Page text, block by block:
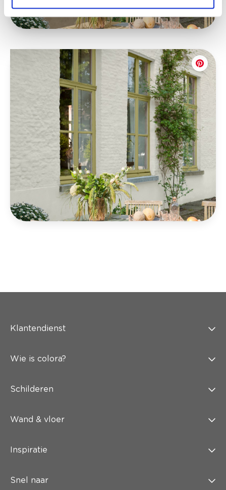
Klantendienst
Wie is colora?
Schilderen
Wand & vloer
Inspiratie
Snel naar